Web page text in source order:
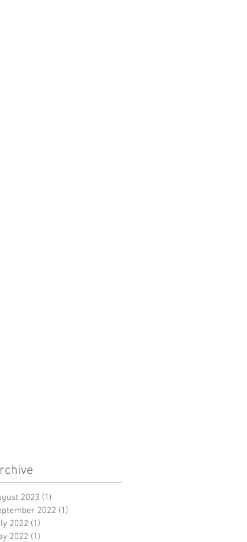
2023 (1)
2022 (1)
2022 (1)
2022 (1)